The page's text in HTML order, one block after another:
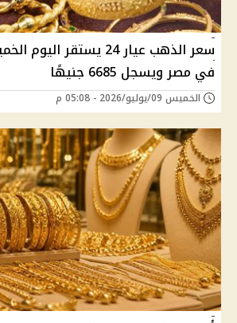
في مصر ويسجل 6685 جنيهًا
الخميس 09/يوليو/2026 - 05:08 م